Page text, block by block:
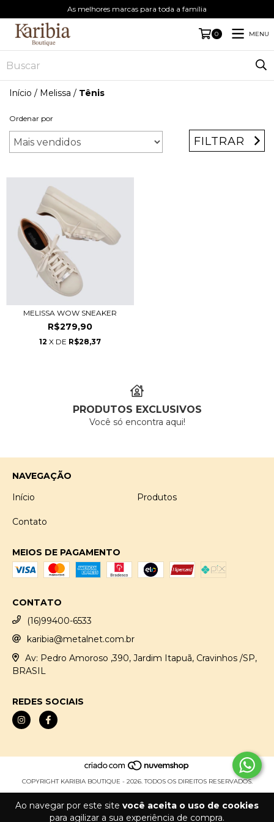
Ao navegar por este site você aceita o uso de cookies
para agilizar a sua experiência de compra.
As melhores marcas para toda a família
0 MENU
Início / Melissa / Tênis
Ordenar por
FILTRAR
MELISSA WOW SNEAKER
R$279,90
12 X DE R$28,37
PRODUTOS EXCLUSIVOS
Você só encontra aqui!
NAVEGAÇÃO
Início
Produtos
Contato
MEIOS DE PAGAMENTO
CONTATO
(16)99400-6533
karibia@metalnet.com.br
Av: Pedro Amoroso ,390, Jardim Itapuã, Cravinhos /SP,
BRASIL
REDES SOCIAIS
COPYRIGHT KARIBIA BOUTIQUE - 2026. TODOS OS DIREITOS RESERVADOS.